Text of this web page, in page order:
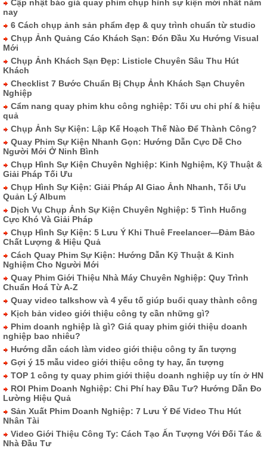
Cập nhật báo giá quay phim chụp hình sự kiện mới nhất năm
nay
6 Cách chụp ảnh sản phẩm đẹp & quy trình chuẩn từ studio
Chụp Ảnh Quảng Cáo Khách Sạn: Đón Đầu Xu Hướng Visual
Mới
Chụp Ảnh Khách Sạn Đẹp: Listicle Chuyên Sâu Thu Hút
Khách
Checklist 7 Bước Chuẩn Bị Chụp Ảnh Khách Sạn Chuyên
Nghiệp
Cẩm nang quay phim khu công nghiệp: Tối ưu chi phí & hiệu
quả
Chụp Ảnh Sự Kiện: Lập Kế Hoạch Thế Nào Để Thành Công?
Quay Phim Sự Kiện Nhanh Gọn: Hướng Dẫn Cực Dễ Cho
Người Mới Ở Ninh Bình
Chụp Hình Sự Kiện Chuyên Nghiệp: Kinh Nghiệm, Kỹ Thuật &
Giải Pháp Tối Ưu
Chụp Hình Sự Kiện: Giải Pháp AI Giao Ảnh Nhanh, Tối Ưu
Quản Lý Album
Dịch Vụ Chụp Ảnh Sự Kiện Chuyên Nghiệp: 5 Tình Huống
Cực Khó Và Giải Pháp
Chụp Hình Sự Kiện: 5 Lưu Ý Khi Thuê Freelancer—Đảm Bảo
Chất Lượng & Hiệu Quả
Cách Quay Phim Sự Kiện: Hướng Dẫn Kỹ Thuật & Kinh
Nghiệm Cho Người Mới
Quay Phim Giới Thiệu Nhà Máy Chuyên Nghiệp: Quy Trình
Chuẩn Hoá Từ A-Z
Quay video talkshow và 4 yếu tố giúp buổi quay thành công
Kịch bản video giới thiệu công ty cần những gì?
Phim doanh nghiệp là gì? Giá quay phim giới thiệu doanh
nghiệp bao nhiêu?
Hướng dẫn cách làm video giới thiệu công ty ấn tượng
Gợi ý 15 mẫu video giới thiệu công ty hay, ấn tượng
TOP 1 công ty quay phim giới thiệu doanh nghiệp uy tín ở HN
ROI Phim Doanh Nghiệp: Chi Phí hay Đầu Tư? Hướng Dẫn Đo
Lường Hiệu Quả
Sản Xuất Phim Doanh Nghiệp: 7 Lưu Ý Để Video Thu Hút
Nhân Tài
Video Giới Thiệu Công Ty: Cách Tạo Ấn Tượng Với Đối Tác &
Nhà Đầu Tư